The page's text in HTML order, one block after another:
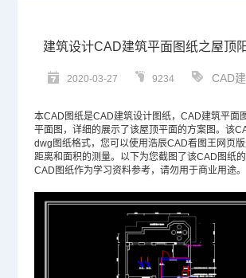
建筑设计CAD建筑平面图纸之屋顶
2020-03-27 9234 CAD
本CAD图纸是CAD建筑设计图纸， CAD建筑平面
平面图，详细的展示了该屋顶平面的方案图。该
dwg图纸格式，您可以使用浩辰CAD看图王网页
距离和面积的测量。以下为您截图了该CAD图纸
CAD图纸作为学习资料参考，请勿用于商业用途。